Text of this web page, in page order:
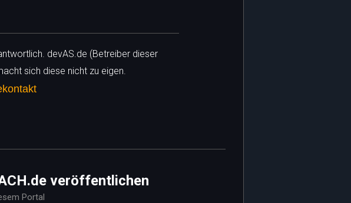
devAS.de (Betreiber dieser
sich diese nicht zu eigen.
veröffentlichen
Portal